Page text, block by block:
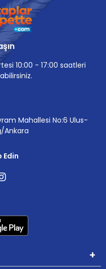
10:00 - 17:00 saatleri
Mahallesi No:6 Ulus-
Ankara
Edin